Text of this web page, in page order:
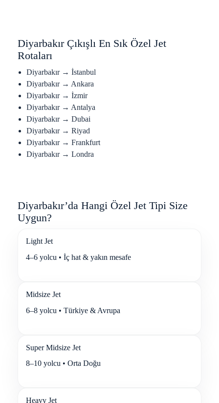
Diyarbakır Çıkışlı En Sık Özel Jet
Rotaları
Diyarbakır → İstanbul
Diyarbakır → Ankara
Diyarbakır → İzmir
Diyarbakır → Antalya
Diyarbakır → Dubai
Diyarbakır → Riyad
Diyarbakır → Frankfurt
Diyarbakır → Londra
Diyarbakır’da Hangi Özel Jet Tipi Size
Uygun?
Light Jet
4–6 yolcu • İç hat & yakın mesafe
Midsize Jet
6–8 yolcu • Türkiye & Avrupa
Super Midsize Jet
8–10 yolcu • Orta Doğu
Heavy Jet